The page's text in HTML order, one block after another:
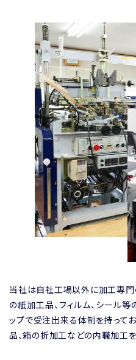
当社は自社工場以外に加工専
の紙加工品、フィルム、シール
ップで受注出来る体制を持って
品、箱の折加工などの内職加工を